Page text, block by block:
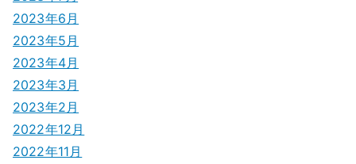
2023年6月
2023年5月
2023年4月
2023年3月
2023年2月
2022年12月
2022年11月